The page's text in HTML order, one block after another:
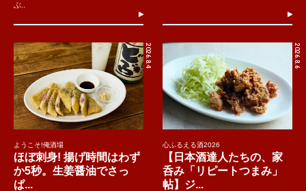
ぶ..
2026.8.4
ようこそ!俺酒場
ほぼ刺身! 揚げ時間はわず
か5秒。生姜醤油でさっ
ぱ...
2026.8.6
心ふるえる酒2026
【日本酒達人たちの、家
呑み「リピートつまみ」
帖】ジ...